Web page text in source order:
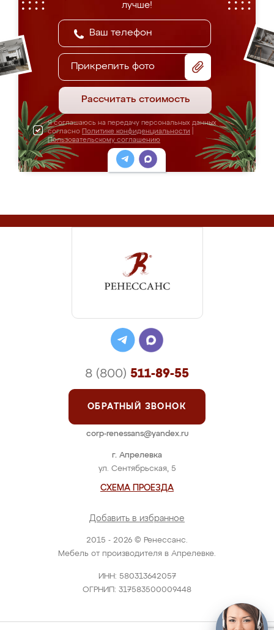
лучше!
Прикрепить фото
Рассчитать стоимость
Я соглашаюсь на передачу персональных данных
согласно Политике конфиденциальности
Пользовательскому соглашению
2015 - 2026 © Ренессанс.
Мебель от производителя в Апрелевке.
ИНН: 580313642057
ОГРНИП: 317583500009448
г. Апрелевка
ул. Сентябрьская, 5
СХЕМА ПРОЕЗДА
Добавить в избранное
8 (800) 511-89-55
ОБРАТНЫЙ ЗВОНОК
corp-renessans@yandex.ru